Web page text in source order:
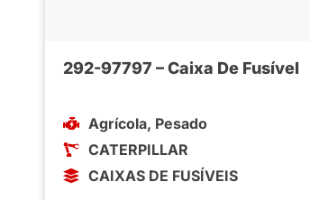
292-97797 – Caixa De Fusível
Agrícola, Pesado
CATERPILLAR
CAIXAS DE FUSÍVEIS